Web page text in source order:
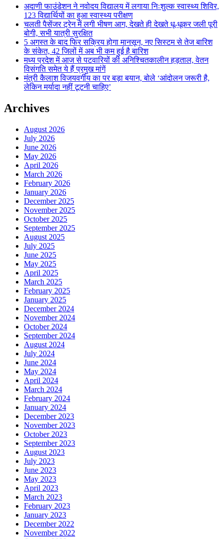
अदाणी फाउंडेशन ने नवोदय विद्यालय में लगाया निःशुल्क स्वास्थ्य शिविर,
123 विद्यार्थियों का हुआ स्वास्थ्य परीक्षण
चलती पैसेंजर ट्रेन में लगी भीषण आग, देखते ही देखते धू-धूकर जली पूरी
बोगी, सभी यात्री सुरक्षित
5 अगस्त के बाद फिर सक्रिय होगा मानसून, नए सिस्टम से तेज बारिश
के संकेत, 42 जिलों में अब भी कम हुई है बारिश
मध्य प्रदेश में आज से पटवारियों की अनिश्चितकालीन हड़ताल, वेतन
विसंगति समेत ये हैं प्रमुख मांगें
मंत्री कैलाश विजयवर्गीय का पर बड़ा बयान, बोले ‘आंदोलन जरूरी है,
लेकिन मर्यादा नहीं टूटनी चाहिए’
Archives
August 2026
July 2026
June 2026
May 2026
April 2026
March 2026
February 2026
January 2026
December 2025
November 2025
October 2025
September 2025
August 2025
July 2025
June 2025
May 2025
April 2025
March 2025
February 2025
January 2025
December 2024
November 2024
October 2024
September 2024
August 2024
July 2024
June 2024
May 2024
April 2024
March 2024
February 2024
January 2024
December 2023
November 2023
October 2023
September 2023
August 2023
July 2023
June 2023
May 2023
April 2023
March 2023
February 2023
January 2023
December 2022
November 2022